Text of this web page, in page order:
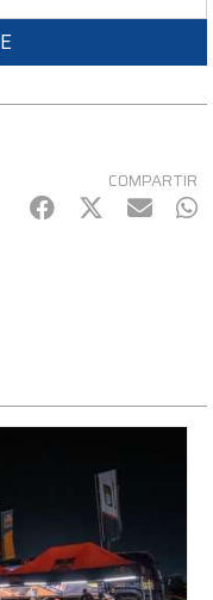
COMPARTIR
Facebook
Twitter
mail